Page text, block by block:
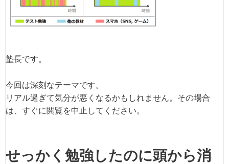
塾長です。
今回は深刻なテーマです。
リアル過ぎて気分が悪くなるかもしれません。その場合
は、すぐに閲覧を中止してください。
せっかく勉強したのに頭から消